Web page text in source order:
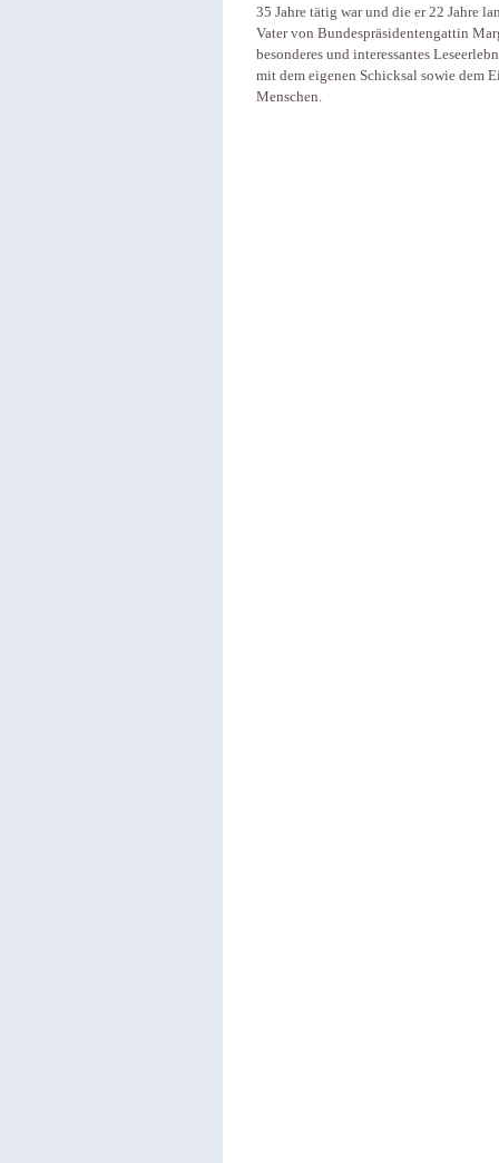
35 Jahre tätig war und die er 22 Jahre
Vater von Bundespräsidentengattin
besonderes und interessantes
mit dem eigenen Schicksal sowie dem
Menschen.